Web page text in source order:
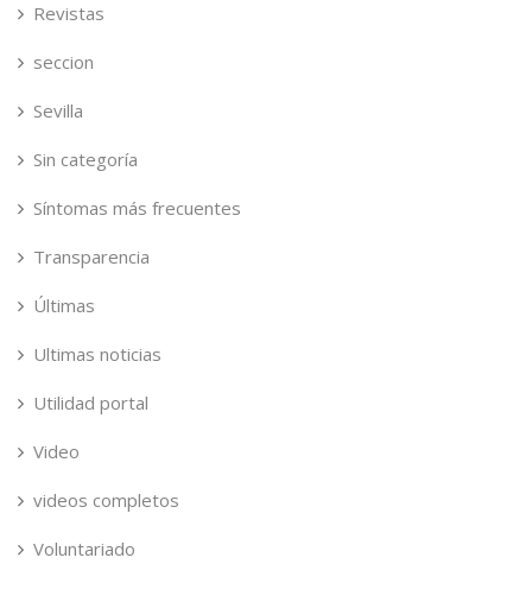
Revistas
seccion
Sevilla
Sin categoría
Síntomas más frecuentes
Transparencia
Últimas
Ultimas noticias
Utilidad portal
Video
videos completos
Voluntariado